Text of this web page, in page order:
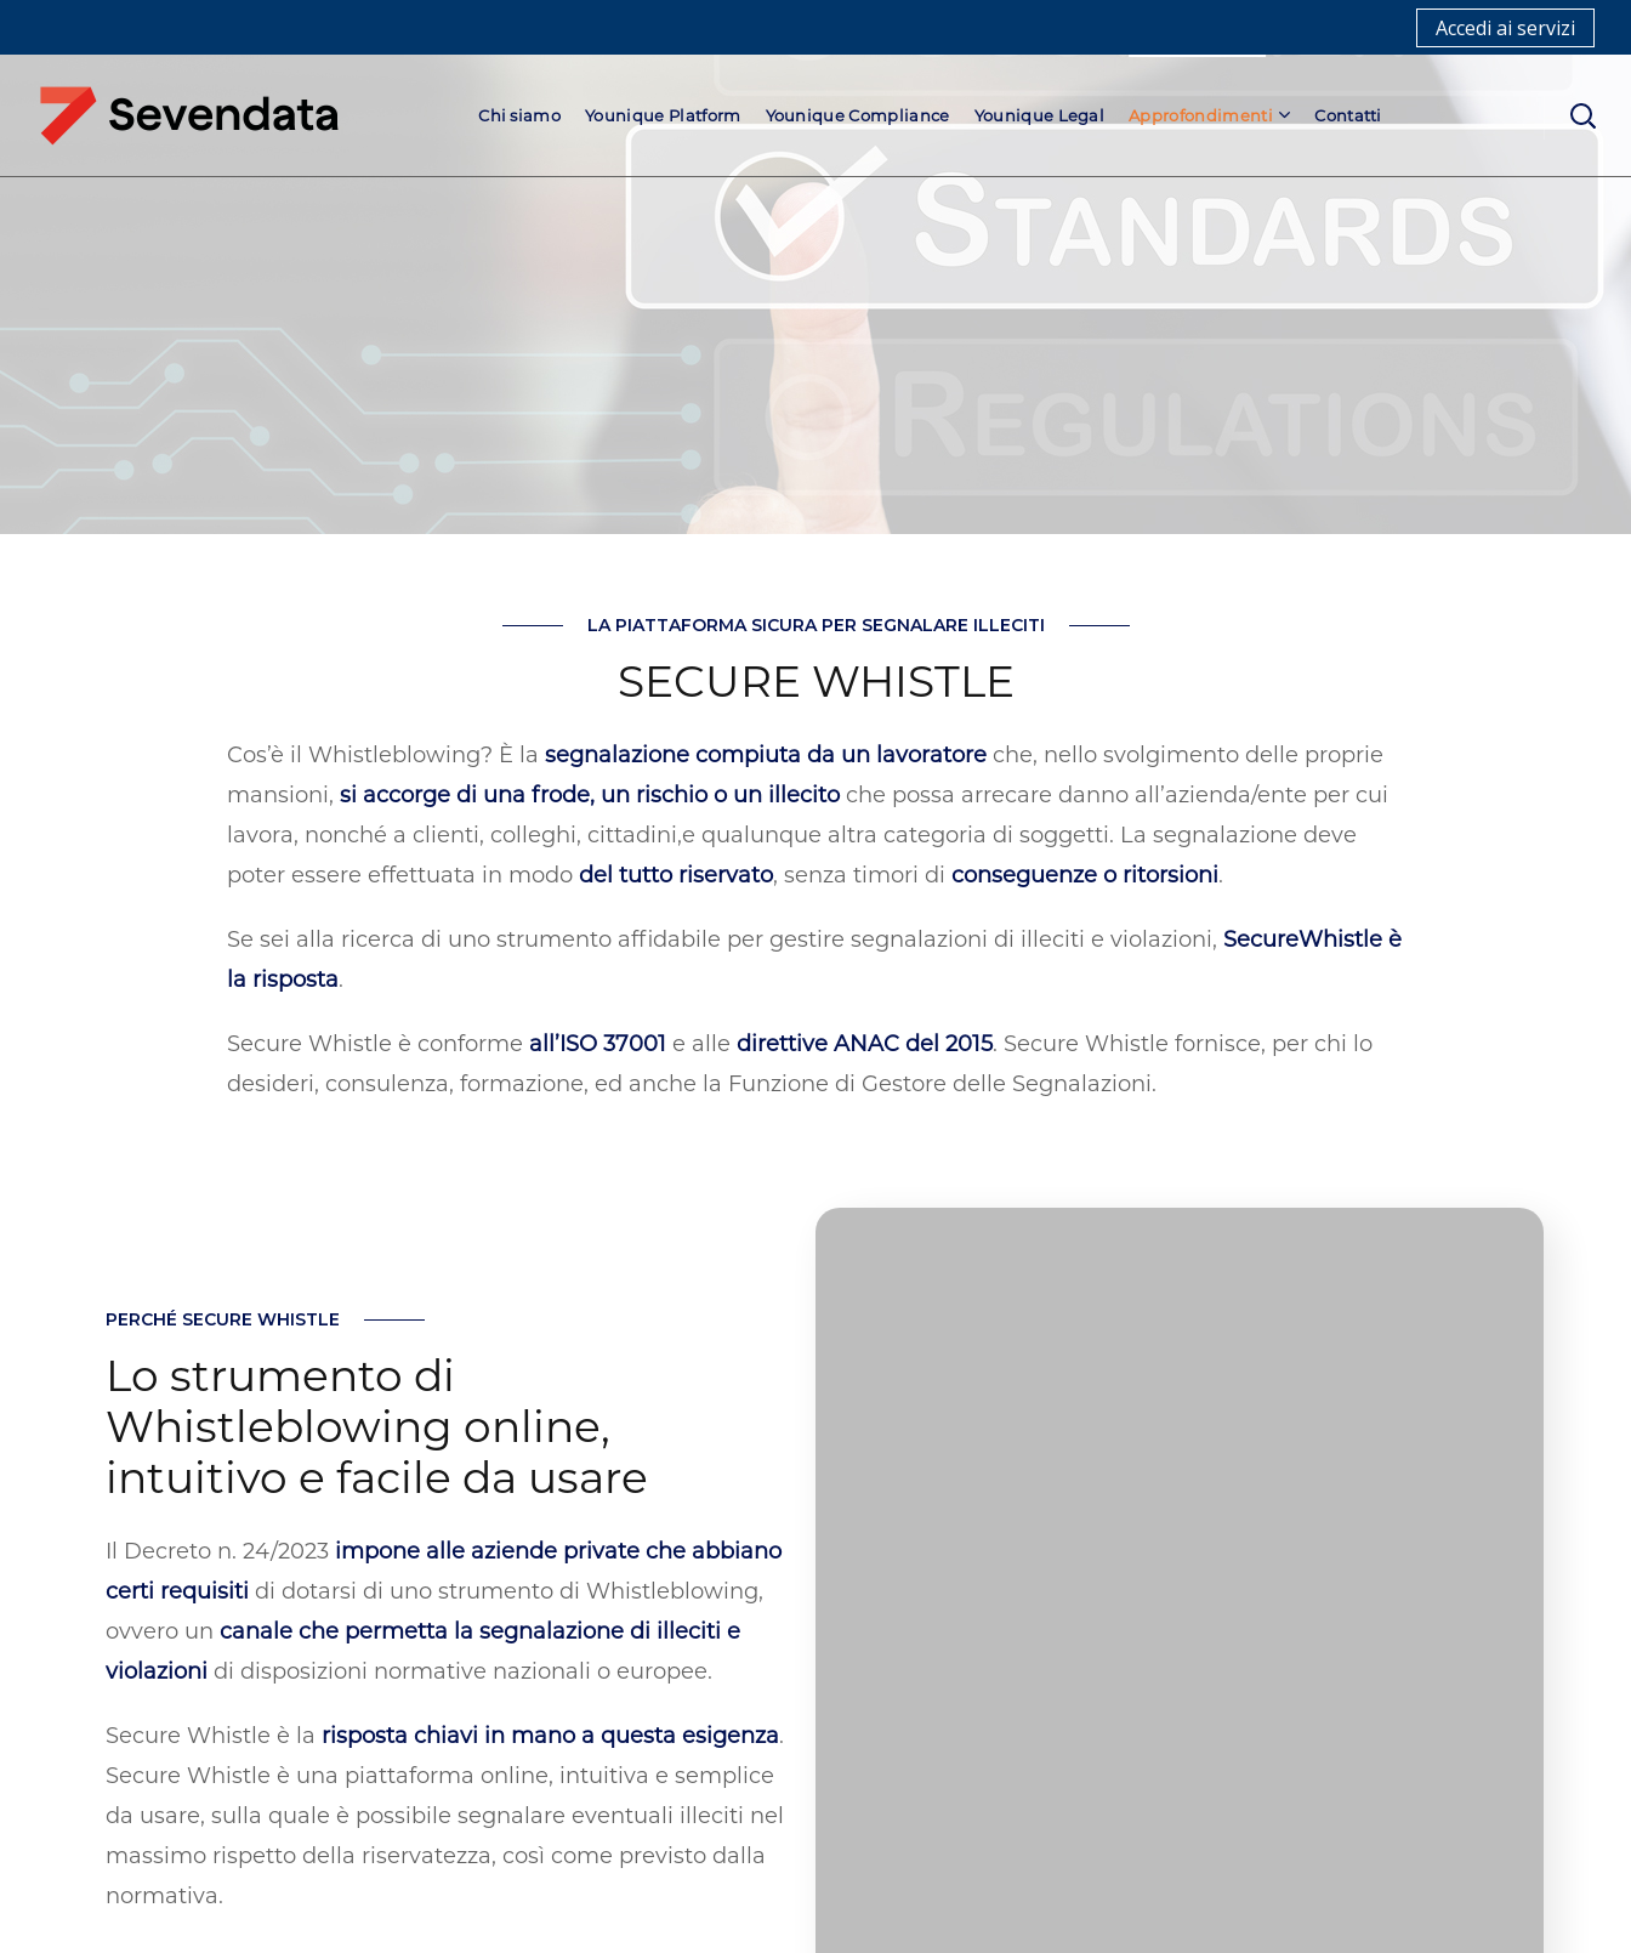
Accedi ai servizi
Chi siamo Younique Platform Younique Compliance Younique Legal Approfondimenti Contatti
LA PIATTAFORMA SICURA PER SEGNALARE ILLECITI
SECURE WHISTLE
Cos’è il Whistleblowing? È la segnalazione compiuta da un lavoratore che, nello svolgimento delle proprie
mansioni, si accorge di una frode, un rischio o un illecitoche possa arrecare danno all’azienda/ente per cui
lavora, nonché a clienti, colleghi, cittadini,e qualunque altra categoria di soggetti. La segnalazione deve
poter essere effettuata in modo del tutto riservato, senza timori di conseguenze o ritorsioni.
Se sei alla ricerca di uno strumento affidabile per gestire segnalazioni di illeciti e violazioni, SecureWhistle è
la risposta.
Secure Whistle è conforme all’ISO 37001 e alle direttive ANAC del 2015. Secure Whistle fornisce, per chi lo
desideri, consulenza, formazione, ed anche la Funzione di Gestore delle Segnalazioni.
PERCHÉ SECURE WHISTLE
Lo strumento di
Whistleblowing online,
intuitivo e facile da usare
Il Decreto n. 24/2023 impone alle aziende private che abbiano
certi requisiti di dotarsi di uno strumento di Whistleblowing,
ovvero un canale che permetta la segnalazione di illeciti e
violazioni di disposizioni normative nazionali o europee.
Secure Whistle è la risposta chiavi in mano a questa esigenza.
Secure Whistle è una piattaforma online, intuitiva e semplice
da usare, sulla quale è possibile segnalare eventuali illeciti nel
massimo rispetto della riservatezza, così come previsto dalla
normativa.